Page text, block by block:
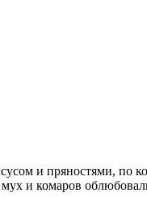
и пряностями, по
и комаров